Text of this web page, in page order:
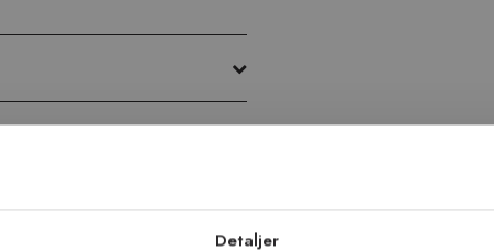
Detaljer
med specialmål og
hvis du skal lægge det som
dig vores